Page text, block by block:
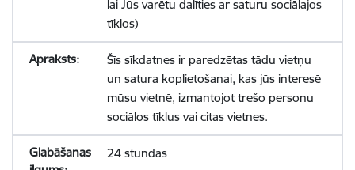
lai Jūs varētu dalīties ar saturu sociālajos
tīklos)
Šīs sīkdatnes ir paredzētas tādu vietņu
un satura koplietošanai, kas jūs interesē
mūsu vietnē, izmantojot trešo personu
sociālos tīklus vai citas vietnes.
24 stundas